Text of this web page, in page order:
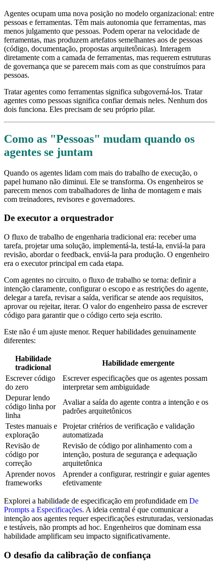
Agentes ocupam uma nova posição no modelo organizacional: entre
pessoas e ferramentas. Têm mais autonomia que ferramentas, mas
menos julgamento que pessoas. Podem operar na velocidade de
ferramentas, mas produzem artefatos semelhantes aos de pessoas
(código, documentação, propostas arquitetônicas). Interagem
diretamente com a camada de ferramentas, mas requerem estruturas
de governança que se parecem mais com as que construímos para
pessoas.
Tratar agentes como ferramentas significa subgoverná-los. Tratar
agentes como pessoas significa confiar demais neles. Nenhum dos
dois funciona. Eles precisam de seu próprio pilar.
Como as "Pessoas" mudam quando os
agentes se juntam
Quando os agentes lidam com mais do trabalho de execução, o
papel humano não diminui. Ele se transforma. Os engenheiros se
parecem menos com trabalhadores de linha de montagem e mais
com treinadores, revisores e governadores.
De executor a orquestrador
O fluxo de trabalho de engenharia tradicional era: receber uma
tarefa, projetar uma solução, implementá-la, testá-la, enviá-la para
revisão, abordar o feedback, enviá-la para produção. O engenheiro
era o executor principal em cada etapa.
Com agentes no circuito, o fluxo de trabalho se torna: definir a
intenção claramente, configurar o escopo e as restrições do agente,
delegar a tarefa, revisar a saída, verificar se atende aos requisitos,
aprovar ou rejeitar, iterar. O valor do engenheiro passa de escrever
código para garantir que o código certo seja escrito.
Este não é um ajuste menor. Requer habilidades genuinamente
diferentes:
Habilidade
tradicional
Habilidade emergente
Escrever código
do zero
Escrever especificações que os agentes possam
interpretar sem ambiguidade
Depurar lendo
código linha por
linha
Avaliar a saída do agente contra a intenção e os
padrões arquitetônicos
Testes manuais e
exploração
Projetar critérios de verificação e validação
automatizada
Revisão de
código por
correção
Revisão de código por alinhamento com a
intenção, postura de segurança e adequação
arquitetônica
Aprender novos
frameworks
Aprender a configurar, restringir e guiar agentes
efetivamente
Explorei a habilidade de especificação em profundidade em De
Prompts a Especificações. A ideia central é que comunicar a
intenção aos agentes requer especificações estruturadas, versionadas
e testáveis, não prompts ad hoc. Engenheiros que dominam essa
habilidade amplificam seu impacto significativamente.
O desafio da calibração de confiança